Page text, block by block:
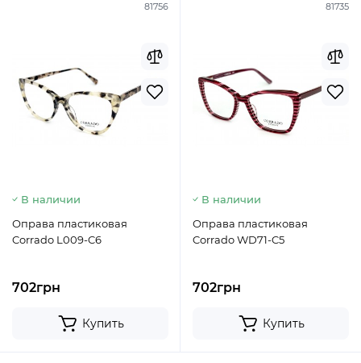
81756
В наличии
Оправа пластиковая
Corrado L009-C6
702грн
Купить
81735
В наличии
Оправа пластиковая
Corrado WD71-C5
702грн
Купить